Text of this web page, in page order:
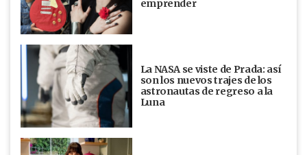
emprender
La NASA se viste de Prada: así
son los nuevos trajes de los
astronautas de regreso a la
Luna